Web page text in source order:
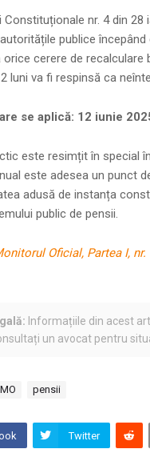
Constituționale nr. 4 din
publice
cerere de
luni va fi respinsă ca
se aplică: 12 iunie
este resimțit în special
este adesea un punct
adusă de instanța
public de pensii.
Oficial, Partea I,
Informațiile din acest
un avocat pentru
MO pensii
Twitter